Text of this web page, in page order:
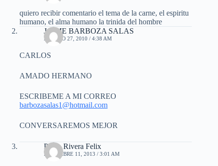
quiero recibir comentario el tema de la carne, el espiritu
humano, el alma humano la trinida del hombre
JAIME BARBOZA SALAS
AGOSTO 27, 2010 / 4:38 AM
CARLOS
AMADO HERMANO
ESCRIBEME A MI CORREO
barbozasalas1@hotmail.com
CONVERSAREMOS MEJOR
Pablo Rivera Felix
DICIEMBRE 11, 2013 / 3:01 AM